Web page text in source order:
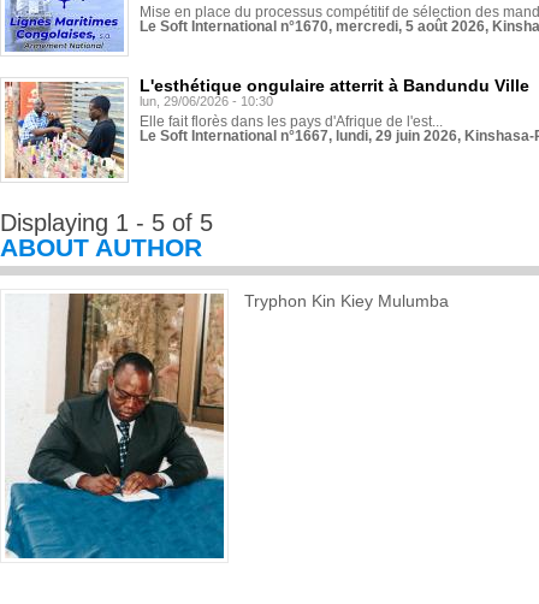
Mise en place du processus compétitif de sélection des
Le Soft International n°1670, mercredi, 5 août 2026,
L'esthétique ongulaire atterrit à Bandundu Ville
lun, 29/06/2026 - 10:30
Elle fait florès dans les pays d'Afrique de l'est...
Le Soft International n°1667, lundi, 29 juin 2026,
Displaying 1 - 5 of 5
ABOUT AUTHOR
Tryphon Kin Kiey Mulumba